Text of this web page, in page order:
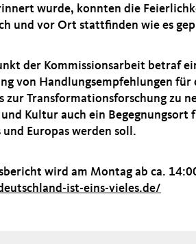
wurde, konnten die
und vor Ort stattfinden wie es
der Kommissionsarbeit betraf
von Handlungsempfehlungen
zur Transformationsforschung zu
Kultur auch ein Begegnungsort
und Europas werden soll.
wird am Montag ab ca.
ist-eins-vieles.de/